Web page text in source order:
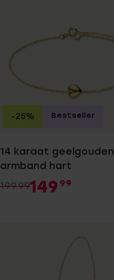
14 karaat geelgouden
armband hart
199.99149 99
-25% Bestseller